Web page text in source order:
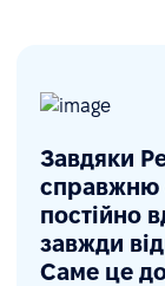
Завдяки
справжню
постійно
завжди
Саме це